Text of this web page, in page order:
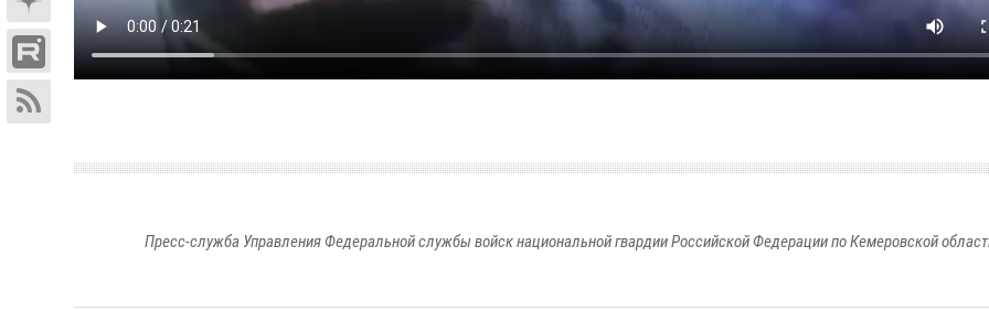
Пресс-служба Управления Федеральной службы войск национальной гвардии Российской Федерации по Кемеровской